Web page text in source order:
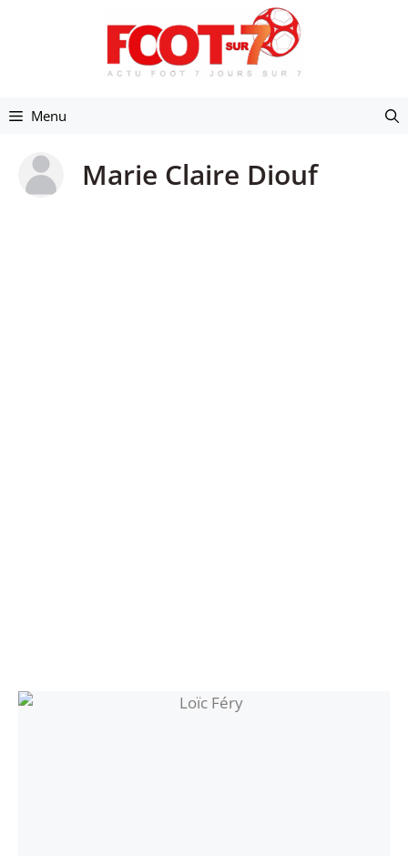
Menu
Marie Claire Diouf